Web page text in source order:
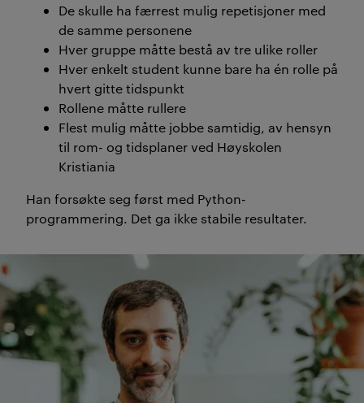
De skulle ha færrest mulig repetisjoner med
de samme personene
Hver gruppe måtte bestå av tre ulike roller
Hver enkelt student kunne bare ha én rolle på
hvert gitte tidspunkt
Rollene måtte rullere
Flest mulig måtte jobbe samtidig, av hensyn
til rom- og tidsplaner ved Høyskolen
Kristiania
Han forsøkte seg først med Python-
programmering. Det ga ikke stabile resultater.